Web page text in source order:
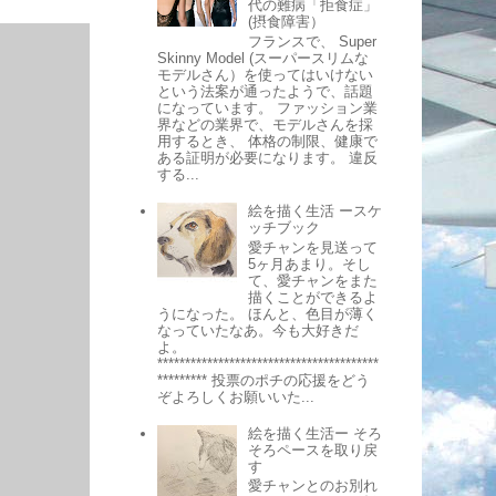
代の難病「拒食症」
(摂食障害）
フランスで、 Super
Skinny Model (スーパースリムな
モデルさん）を使ってはいけない
という法案が通ったようで、話題
になっています。 ファッション業
界などの業界で、モデルさんを採
用するとき、 体格の制限、健康で
ある証明が必要になります。 違反
する...
絵を描く生活 ースケ
ッチブック
愛チャンを見送って
5ヶ月あまり。そし
て、愛チャンをまた
描くことができるよ
うになった。 ほんと、色目が薄く
なっていたなあ。今も大好きだ
よ。
****************************************
********* 投票のポチの応援をどう
ぞよろしくお願いいた...
絵を描く生活ー そろ
そろペースを取り戻
す
愛チャンとのお別れ